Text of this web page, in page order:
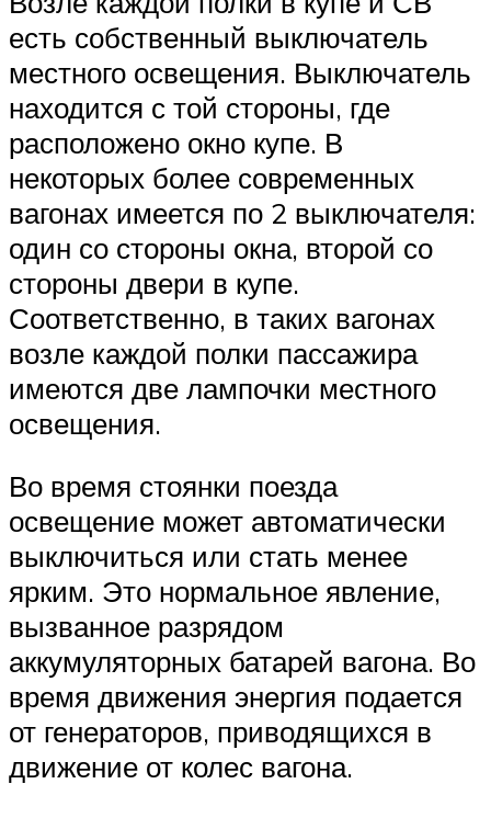
есть собственный выключатель
местного освещения. Выключатель
находится с той стороны, где
расположено окно купе. В
некоторых более современных
вагонах имеется по 2 выключателя:
один со стороны окна, второй со
стороны двери в купе.
Соответственно, в таких вагонах
возле каждой полки пассажира
имеются две лампочки местного
освещения.
Во время стоянки поезда
освещение может автоматически
выключиться или стать менее
ярким. Это нормальное явление,
вызванное разрядом
аккумуляторных батарей вагона. Во
время движения энергия подается
от генераторов, приводящихся в
движение от колес вагона.